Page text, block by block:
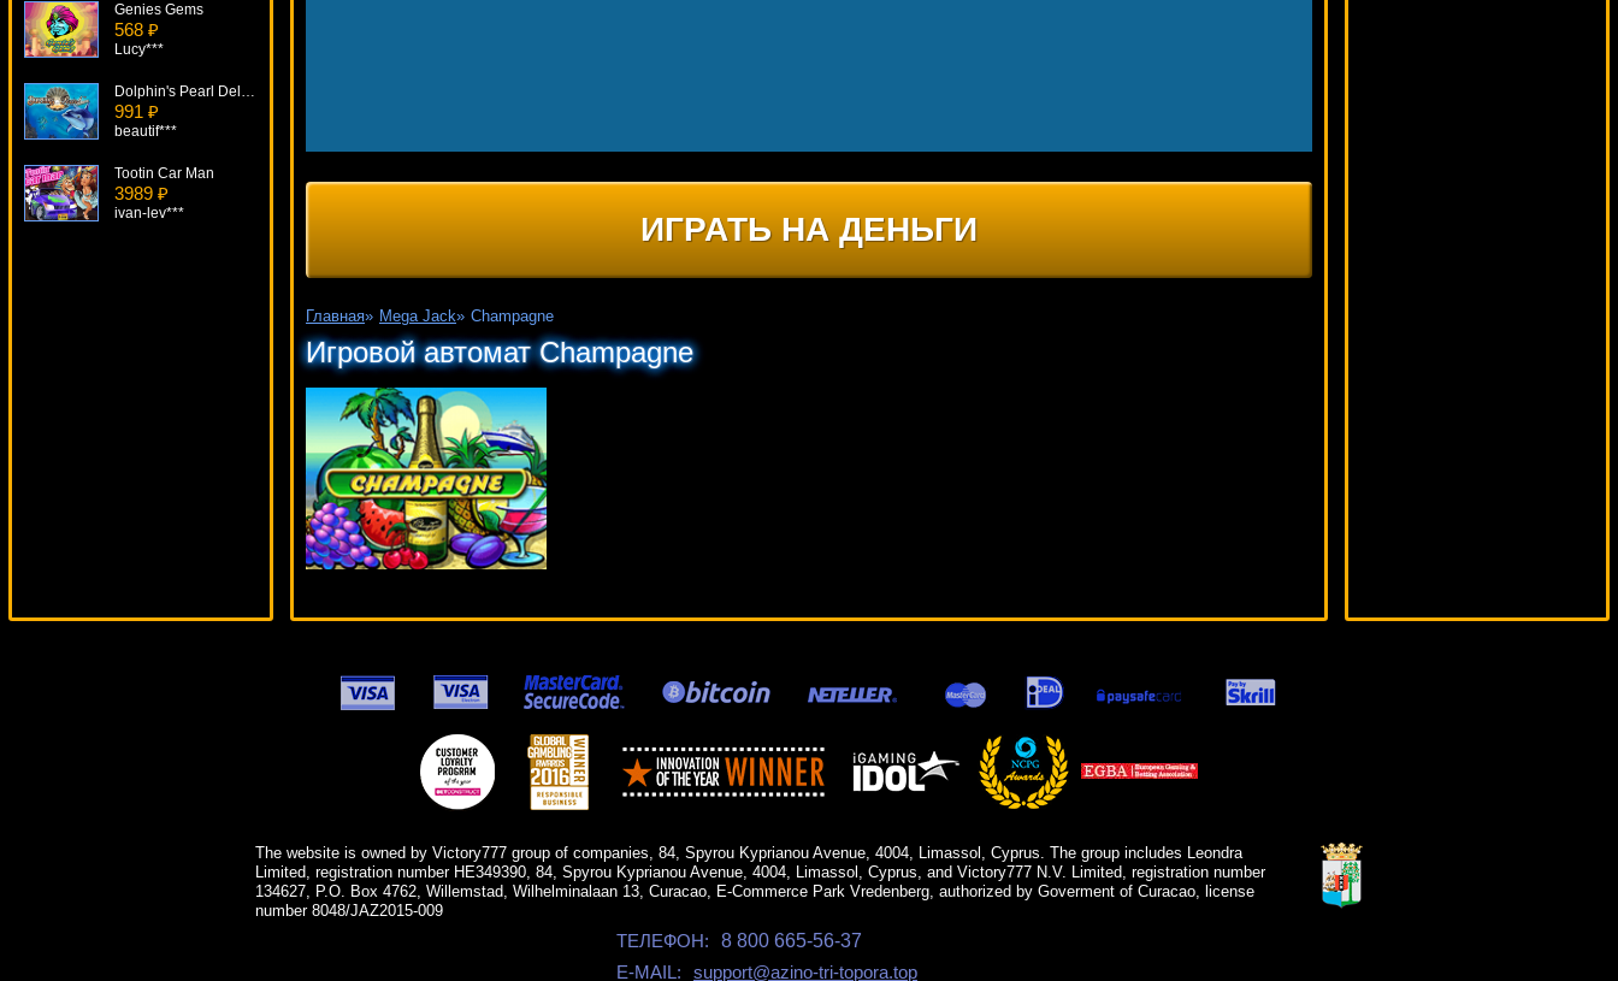
ИГРАТЬ НА ДЕНЬГИ
Главная» Mega Jack» Champagne
Игровой автомат Champagne
Genies Gems
568 ₽
Lucy***
Dolphin's Pearl Deluxe
991 ₽
beautif***
Tootin Car Man
3989 ₽
ivan-lev***
The website is owned by Victory777 group of companies, 84, Spyrou Kyprianou Avenue, 4004, Limassol, Cyprus. The group includes Leondra
Limited, registration number HE349390, 84, Spyrou Kyprianou Avenue, 4004, Limassol, Cyprus, and Victory777 N.V. Limited, registration number
134627, P.O. Box 4762, Willemstad, Wilhelminalaan 13, Curacao, E-Commerce Park Vredenberg, authorized by Goverment of Curacao, license
number 8048/JAZ2015-009
ТЕЛЕФОН:
8 800 665-56-37
E-MAIL:
support@azino-tri-topora.top